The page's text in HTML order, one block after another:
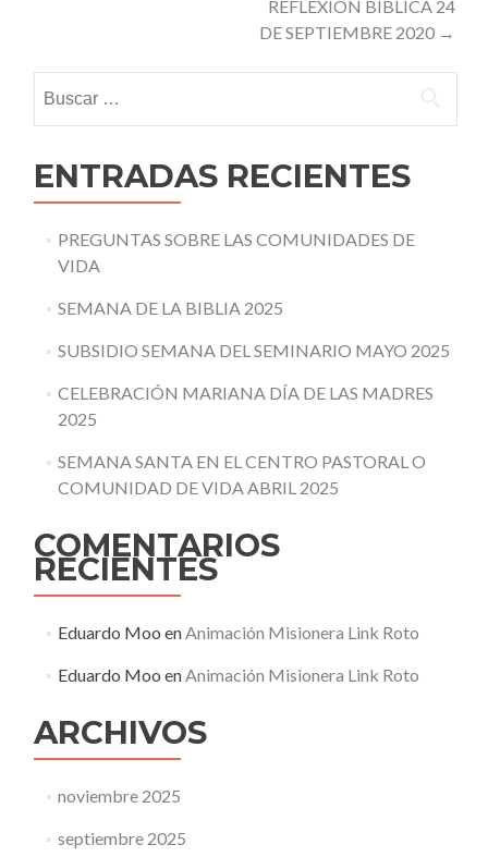
REFLEXIÓN BÍBLICA 24
DE SEPTIEMBRE 2020 →
ENTRADAS RECIENTES
PREGUNTAS SOBRE LAS COMUNIDADES DE
VIDA
SEMANA DE LA BIBLIA 2025
SUBSIDIO SEMANA DEL SEMINARIO MAYO 2025
CELEBRACIÓN MARIANA DÍA DE LAS MADRES
2025
SEMANA SANTA EN EL CENTRO PASTORAL O
COMUNIDAD DE VIDA ABRIL 2025
COMENTARIOS
RECIENTES
Eduardo Moo enAnimación Misionera Link Roto
Eduardo Moo enAnimación Misionera Link Roto
ARCHIVOS
noviembre 2025
septiembre 2025